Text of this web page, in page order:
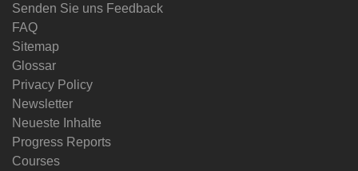
Senden Sie uns Feedback
FAQ
Sitemap
Glossar
Privacy Policy
Newsletter
Neueste Inhalte
Progress Reports
Courses